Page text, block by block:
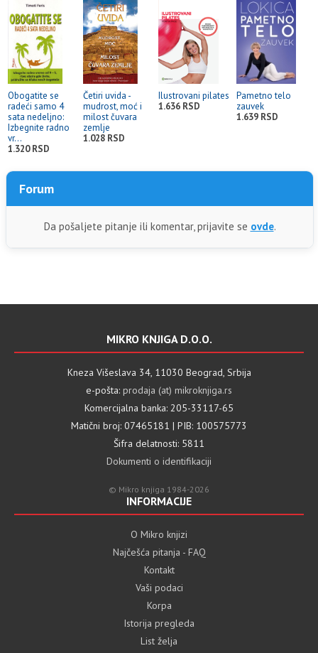
Obogatite se
radeći samo 4
sata nedeljno:
Izbegnite radno
vr...
1.320 RSD
Četiri uvida -
mudrost, moć i
milost čuvara
zemlje
1.028 RSD
Ilustrovani pilates
1.636 RSD
Pametno telo
zauvek
1.639 RSD
Forum
Da pošaljete pitanje ili komentar, prijavite se ovde.
MIKRO KNJIGA D.O.O.
Kneza Višeslava 34, 11030 Beograd, Srbija
e-pošta: prodaja (at) mikroknjiga.rs
Komercijalna banka: 205-33117-65
Matični broj: 07465181 | PIB: 100575773
Šifra delatnosti: 5811
Dokumenti o identifikaciji
© Mikro knjiga 1984-2026
INFORMACIJE
O Mikro knjizi
Najčešća pitanja - FAQ
Kontakt
Vaši podaci
Korpa
Istorija pregleda
List želja